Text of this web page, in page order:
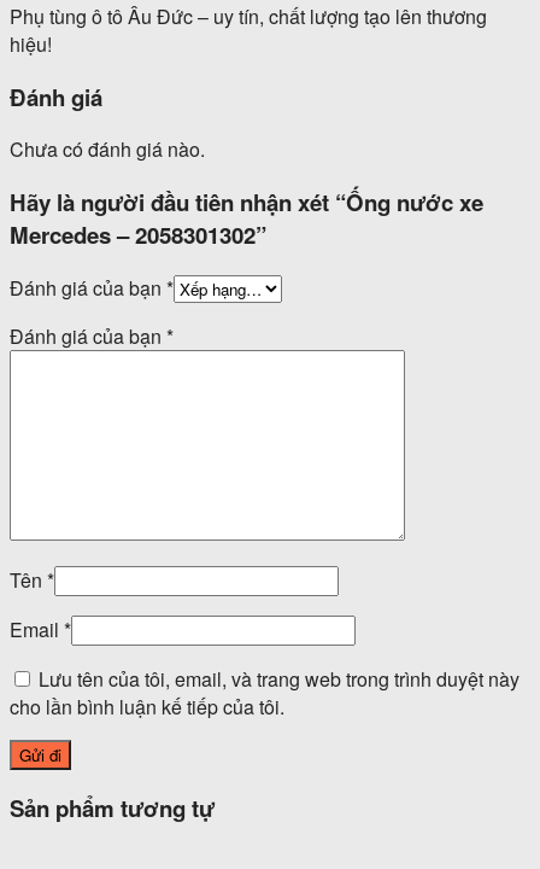
Phụ tùng ô tô Âu Đức – uy tín, chất lượng tạo lên thương
hiệu!
Đánh giá
Chưa có đánh giá nào.
Hãy là người đầu tiên nhận xét “Ống nước xe
Mercedes – 2058301302”
Đánh giá của bạn *
Đánh giá của bạn *
Tên *
Email *
Lưu tên của tôi, email, và trang web trong trình duyệt này
cho lần bình luận kế tiếp của tôi.
Sản phẩm tương tự